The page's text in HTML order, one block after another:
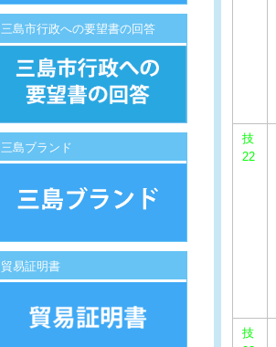
技
22
技
三島市行政への要望書の回答
三島ブランド
貿易証明書